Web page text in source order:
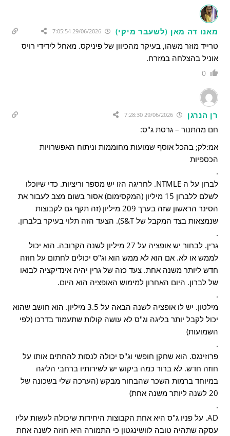
מאנו דה מאן (לשעבר מיקי) 29/06/2026 7:05:54
טרייד מוזר משהו, בעיקר מהכיוון של פיניקס. מאחל לידידי רויס
אוניל בהצלחה במזרח.
0
רן הנרגן 29/06/2026 7:28:30
חם מהתנור – גרסת ג"ס:
אמ:לק; בהכל אוסף שמועות מחוממות וניתוח האפשרויות
הכספיות
.
לברון על ה NTMLE. לחריגה הזו יש מספר וריציות. כדי שיוכלו
לשלם ללברון 15 מיליון (המקסימום) אסור בשום מצב לעבור את
הסינר הראשון שזה בערך 209 מיליון (זה תקף גם לקבוצות
שנמצאות בצד המקבל של S&T). הצעד הזה תלוי בעיקר בלברון.
.
גרין. לבחור יש אופציה על 27 מיליון לשנה הקרובה. הוא יכול
לממש או לא. אם הוא לא ממש הוא וג"ס יכולים לחתום על חוזה
חדש ליותר משנה אחת. צעד כזה של גרין יהיה אינדיקציה לבואו
של לברון. היום האחרון למימוש האופציה הוא היום.
.
מילטון. יש לו אופציה לשנה הבאה על 3.5 מיליון. הוא חושב שהוא
יכול לקבל יותר בליגה וג"ס לא עושה קולות שתעמוד בדרכו (לפי
השמועות)
.
פרוזינגס. הוא שחקן חופשי וג"ס יכולה לנסות להחתים אותו על
חוזה חדש. לא ברור כמה ביקוש יש לשירותיו ברחבי הליגה
במיוחד ברמות השכר שהבחור מבקש (הערכה שלי בשכונה של
20 לשנה ליותר משנה אחת)
.
AD. על פניו ג"ס היא אחת הקבוצות היחידות שיכולה לעשות עליו
עסקה שתהיה טובה לוושינגטון כי התמורה היא חוזה לשנה אחת